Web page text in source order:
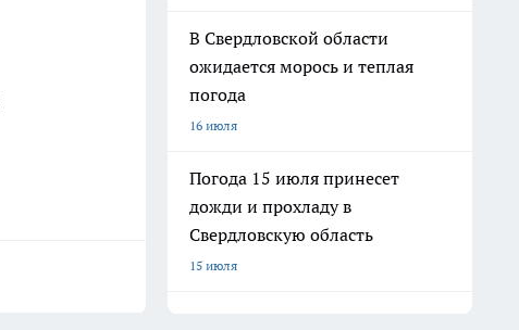
В Свердловской области
ожидается морось и теплая
погода
16 июля
Погода 15 июля принесет
дожди и прохладу в
Свердловскую область
15 июля